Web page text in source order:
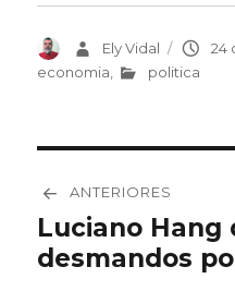
AutorEly Vidal
em
24
economia
politica
de
Post
ANTERIORES
Post
anterior:
Luciano Hang
desmandos